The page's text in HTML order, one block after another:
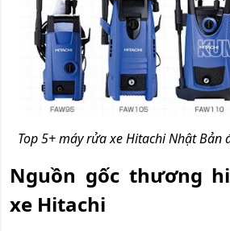
Top 5+ máy rửa xe Hitachi Nhật Bản
Nguồn gốc thương
xe Hitachi